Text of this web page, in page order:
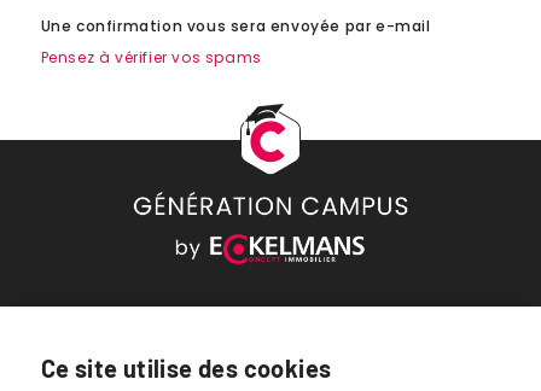
Une confirmation vous sera envoyée par e-mail
Pensez à vérifier vos spams
1348 Louvain-la-Neuve
Ce site utilise des cookies